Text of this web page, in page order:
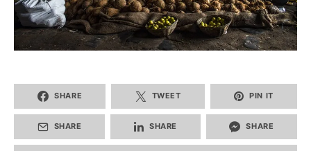
SHARE TWEET PIN IT
SHARE SHARE SHARE